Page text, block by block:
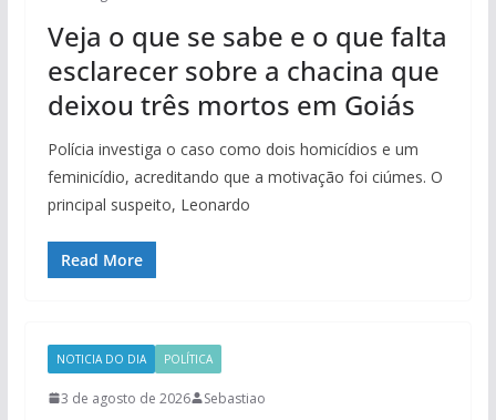
Veja o que se sabe e o que falta
esclarecer sobre a chacina que
deixou três mortos em Goiás
Polícia investiga o caso como dois homicídios e um
feminicídio, acreditando que a motivação foi ciúmes. O
principal suspeito, Leonardo
Read More
NOTICIA DO DIA POLÍTICA
3 de agosto de 2026 Sebastiao